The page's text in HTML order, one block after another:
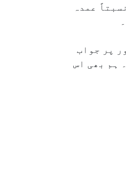
عمدہ
پر جواب
ہم بھی اس